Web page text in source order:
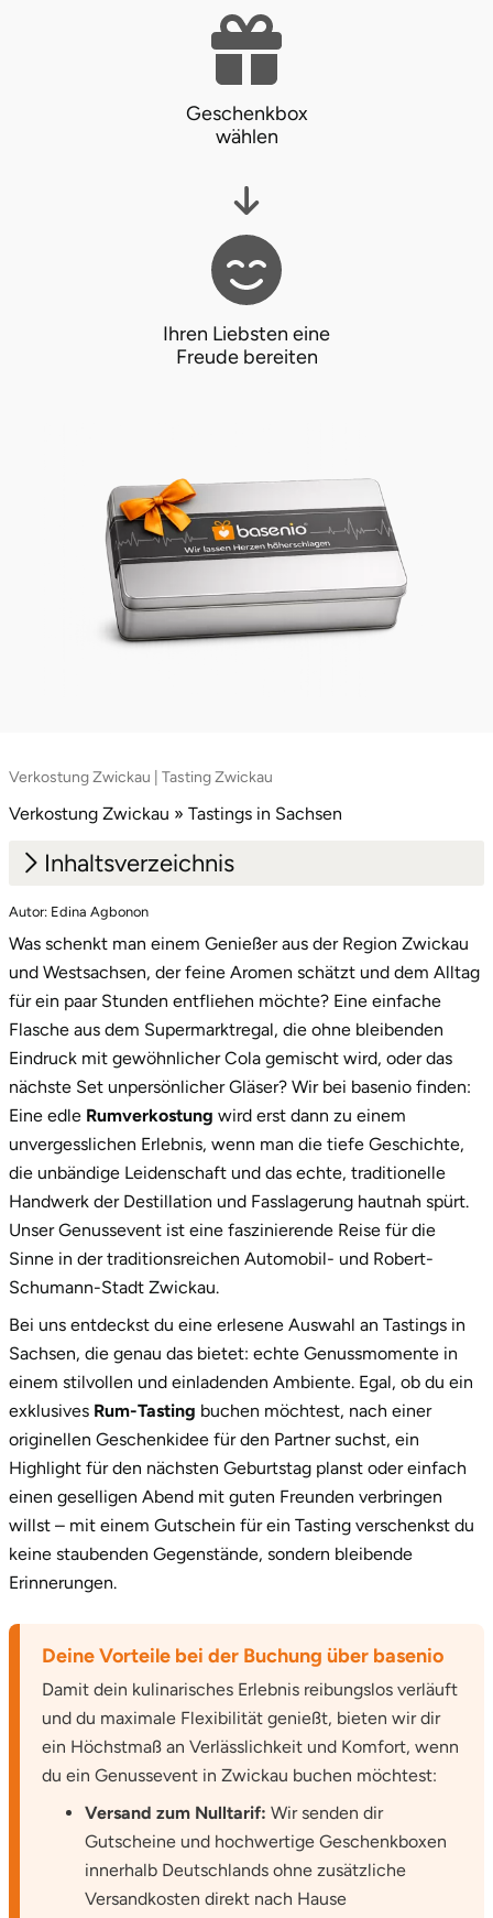
Geschenkbox
wählen
Ihren Liebsten eine
Freude bereiten
Verkostung Zwickau | Tasting Zwickau
Verkostung Zwickau » Tastings in Sachsen
Inhaltsverzeichnis
1. Zuckerrohr, Fassreife und das westsächsische
Flair
2. Unsere Rum-Vielfalt: Für jeden Geschmack
das passende Erlebnis
3. Ein Geschenk, das Eindruck macht: die
exklusive Box
4. Jetzt dein nächstes kulinarisches Abenteuer in
Zwickau starten!
Autor: Edina Agbonon
Was schenkt man einem Genießer aus der Region Zwickau
und Westsachsen, der feine Aromen schätzt und dem Alltag
für ein paar Stunden entfliehen möchte? Eine einfache
Flasche aus dem Supermarktregal, die ohne bleibenden
Eindruck mit gewöhnlicher Cola gemischt wird, oder das
nächste Set unpersönlicher Gläser? Wir bei basenio finden:
Eine edle Rumverkostung wird erst dann zu einem
unvergesslichen Erlebnis, wenn man die tiefe Geschichte,
die unbändige Leidenschaft und das echte, traditionelle
Handwerk der Destillation und Fasslagerung hautnah spürt.
Unser Genussevent ist eine faszinierende Reise für die
Sinne in der traditionsreichen Automobil- und Robert-
Schumann-Stadt Zwickau.
Bei uns entdeckst du eine erlesene Auswahl an Tastings in
Sachsen, die genau das bietet: echte Genussmomente in
einem stilvollen und einladenden Ambiente. Egal, ob du ein
exklusives Rum-Tasting buchen möchtest, nach einer
originellen Geschenkidee für den Partner suchst, ein
Highlight für den nächsten Geburtstag planst oder einfach
einen geselligen Abend mit guten Freunden verbringen
willst – mit einem Gutschein für ein Tasting verschenkst du
keine staubenden Gegenstände, sondern bleibende
Erinnerungen.
Deine Vorteile bei der Buchung über basenio
Damit dein kulinarisches Erlebnis reibungslos verläuft
und du maximale Flexibilität genießt, bieten wir dir
ein Höchstmaß an Verlässlichkeit und Komfort, wenn
du ein Genussevent in Zwickau buchen möchtest:
Versand zum Nulltarif: Wir senden dir
Gutscheine und hochwertige Geschenkboxen
innerhalb Deutschlands ohne zusätzliche
Versandkosten direkt nach Hause
Mecklenburgische Seenplatte
Märkisch-Oderland
Mönchengladbach
Nagold
Neumünster
Nidda
Nordwestmecklenburg
Nürnberg
Oberhavel
Odenwald
Oder-Spree
Oldenburg
Osnabrück
Ostholstein
Ostprignitz-Ruppin
Oy-Mittelberg
Pforzheim
Pinneberg
Pirna
Potsdam